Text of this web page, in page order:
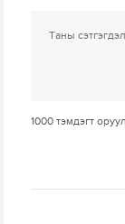
1000 тэмдэгт